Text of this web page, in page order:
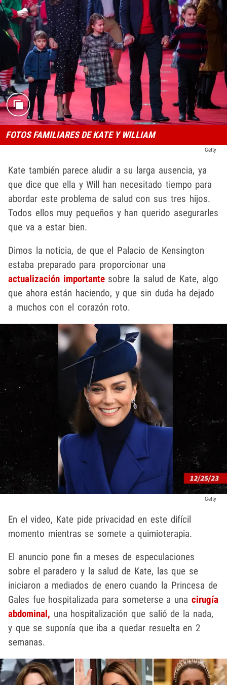
FOTOS FAMILIARES DE KATE Y WILLIAM
Getty
Kate también parece aludir a su larga ausencia, ya
que dice que ella y Will han necesitado tiempo para
abordar este problema de salud con sus tres hijos.
Todos ellos muy pequeños y han querido asegurarles
que va a estar bien.
Dimos la noticia, de que el Palacio de Kensington
estaba preparado para proporcionar una
actualización importantesobre la salud de Kate, algo
que ahora están haciendo, y que sin duda ha dejado
a muchos con el corazón roto.
Getty
En el video, Kate pide privacidad en este difícil
momento mientras se somete a quimioterapia.
El anuncio pone fin a meses de especulaciones
sobre el paradero y la salud de Kate, las que se
iniciaron a mediados de enero cuando la Princesa de
Gales fue hospitalizada para someterse a una cirugía
abdominal, una hospitalización que salió de la nada,
y que se suponía que iba a quedar resuelta en 2
semanas.